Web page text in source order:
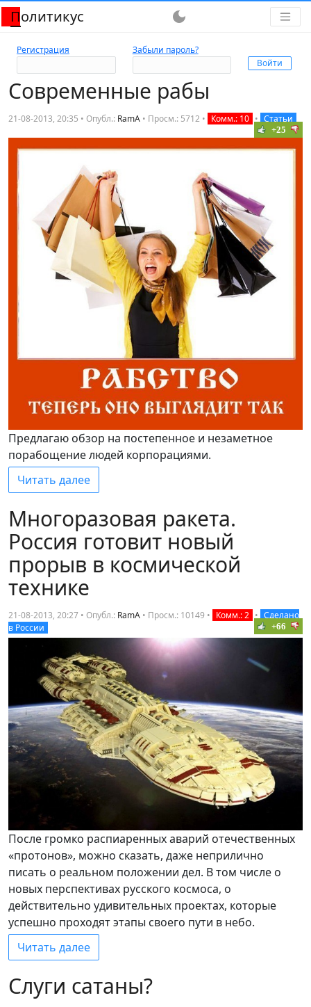
Политикус dark_mode
Регистрация Забыли пароль?
Современные рабы
21-08-2013, 20:35 • Опубл.: RamA • Просм.: 5712 • Комм.: 10 • Статьи
+25
Предлагаю обзор на постепенное и незаметное
порабощение людей корпорациями.
Читать далее
Многоразовая ракета.
Россия готовит новый
прорыв в космической
технике
21-08-2013, 20:27 • Опубл.: RamA • Просм.: 10149 • Комм.: 2 • Сделано
в России
+66
После громко распиаренных аварий отечественных
«протонов», можно сказать, даже неприлично
писать о реальном положении дел. В том числе о
новых перспективах русского космоса, о
действительно удивительных проектах, которые
успешно проходят этапы своего пути в небо.
Читать далее
Слуги сатаны?